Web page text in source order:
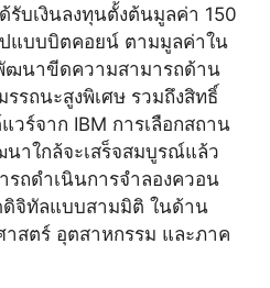
รับเงินลงทุนตั้งต้นมูลค่า 150
แบบบิตคอยน์ ตามมูลค่าใน
ฒนาขีดความสามารถด้าน
รรถนะสูงพิเศษ รวมถึงสิทธิ์
วร์จาก IBM การเลือกสถาน
าใกล้จะเสร็จสมบูรณ์แล้ว
รถดำเนินการจำลองควอน
จิทัลแบบสามมิติ ในด้าน
สตร์ อุตสาหกรรม และภาค